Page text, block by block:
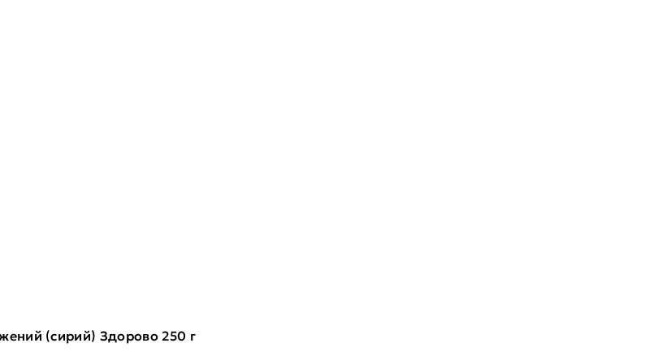
(сирий) Здорово 250 г